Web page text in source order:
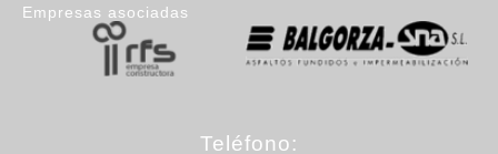
Empresas asociadas
Teléfono: